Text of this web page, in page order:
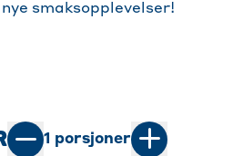
smaksopplevelser!
1 porsjoner